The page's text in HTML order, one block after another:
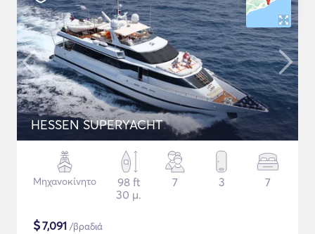
HESSEN SUPERYACHT
Μηχανοκίνητο
98 ft
30 μ.
7 3 7
$7,091 /βραδιά